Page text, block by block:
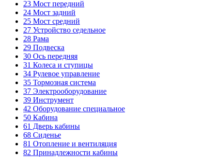
23 Мост передний
24 Мост задний
25 Мост средний
27 Устройство седельное
28 Рама
29 Подвеска
30 Ось передняя
31 Колеса и ступицы
34 Рулевое управление
35 Тормозная система
37 Электрооборудование
39 Инструмент
42 Оборудование специальное
50 Кабина
61 Дверь кабины
68 Сиденье
81 Отопление и вентиляция
82 Принадлежности кабины